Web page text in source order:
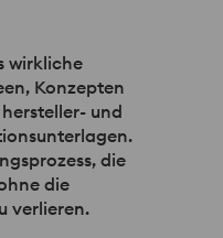
wirkliche
Konzepten
und
die
die
verlieren.